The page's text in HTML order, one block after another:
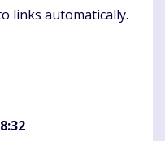
links automatically.